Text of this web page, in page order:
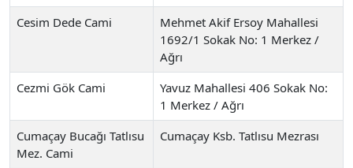
Cesim Dede Cami
Mehmet Akif Ersoy Mahallesi
1692/1 Sokak No: 1 Merkez /
Ağrı
Cezmi Gök Cami
Yavuz Mahallesi 406 Sokak No:
1 Merkez / Ağrı
Cumaçay Bucağı Tatlısu
Mez. Cami
Cumaçay Ksb. Tatlısu Mezrası